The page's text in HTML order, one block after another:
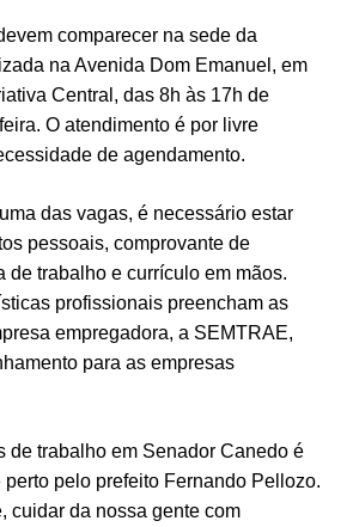
comparecer na sede da
na Avenida Dom Emanuel, em
Central, das 8h às 17h de
O atendimento é por livre
de agendamento.
das vagas, é necessário estar
pessoais, comprovante de
de trabalho e currículo em mãos.
profissionais preencham as
empregadora, a SEMTRAE,
para as empresas
de trabalho em Senador Canedo é
pelo prefeito Fernando Pellozo.
cuidar da nossa gente com